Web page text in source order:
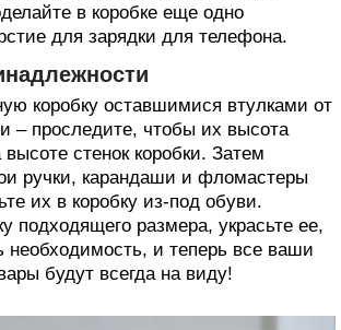
в коробке еще одно
для зарядки для телефона.
коробку оставшимися втулками от
– проследите, чтобы их высота
высоте стенок коробки. Затем
ручки, карандаши и фломастеры
их в коробку из-под обуви.
подходящего размера, украсьте ее,
необходимость, и теперь все ваши
будут всегда на виду!